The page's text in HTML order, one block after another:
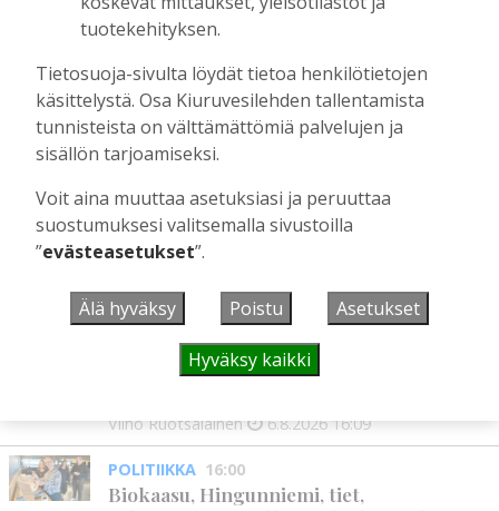
Kiuruveden Ruutanalta
Tilaajille
Aku Laatikainen 22.7.2026 11:00
Suuret kuolonvuodet tekivät tuhojaan
Kiuruvedellä 1600-luvun lopulla
Tilaajille
Sami Tapanainen 22.7.2026 09:00
UUSIMMAT
MIELIPIDE 16:09
Kuinka kauan Kiuruveden pyöräteiden
Vilho Ruotsalainen 6.8.2026 16:09
POLITIIKKA 16:00
Biokaasu, Hingunniemi, tiet,
tuotekehityksen.
Tietosuoja-sivulta löydät tietoa henkilötietojen
käsittelystä. Osa Kiuruvesilehden tallentamista
tunnisteista on välttämättömiä palvelujen ja
sisällön tarjoamiseksi.
Voit aina muuttaa asetuksiasi ja peruuttaa
suostumuksesi valitsemalla sivustoilla
”evästeasetukset”.
Älä hyväksy Poistu Asetukset
Hyväksy kaikki